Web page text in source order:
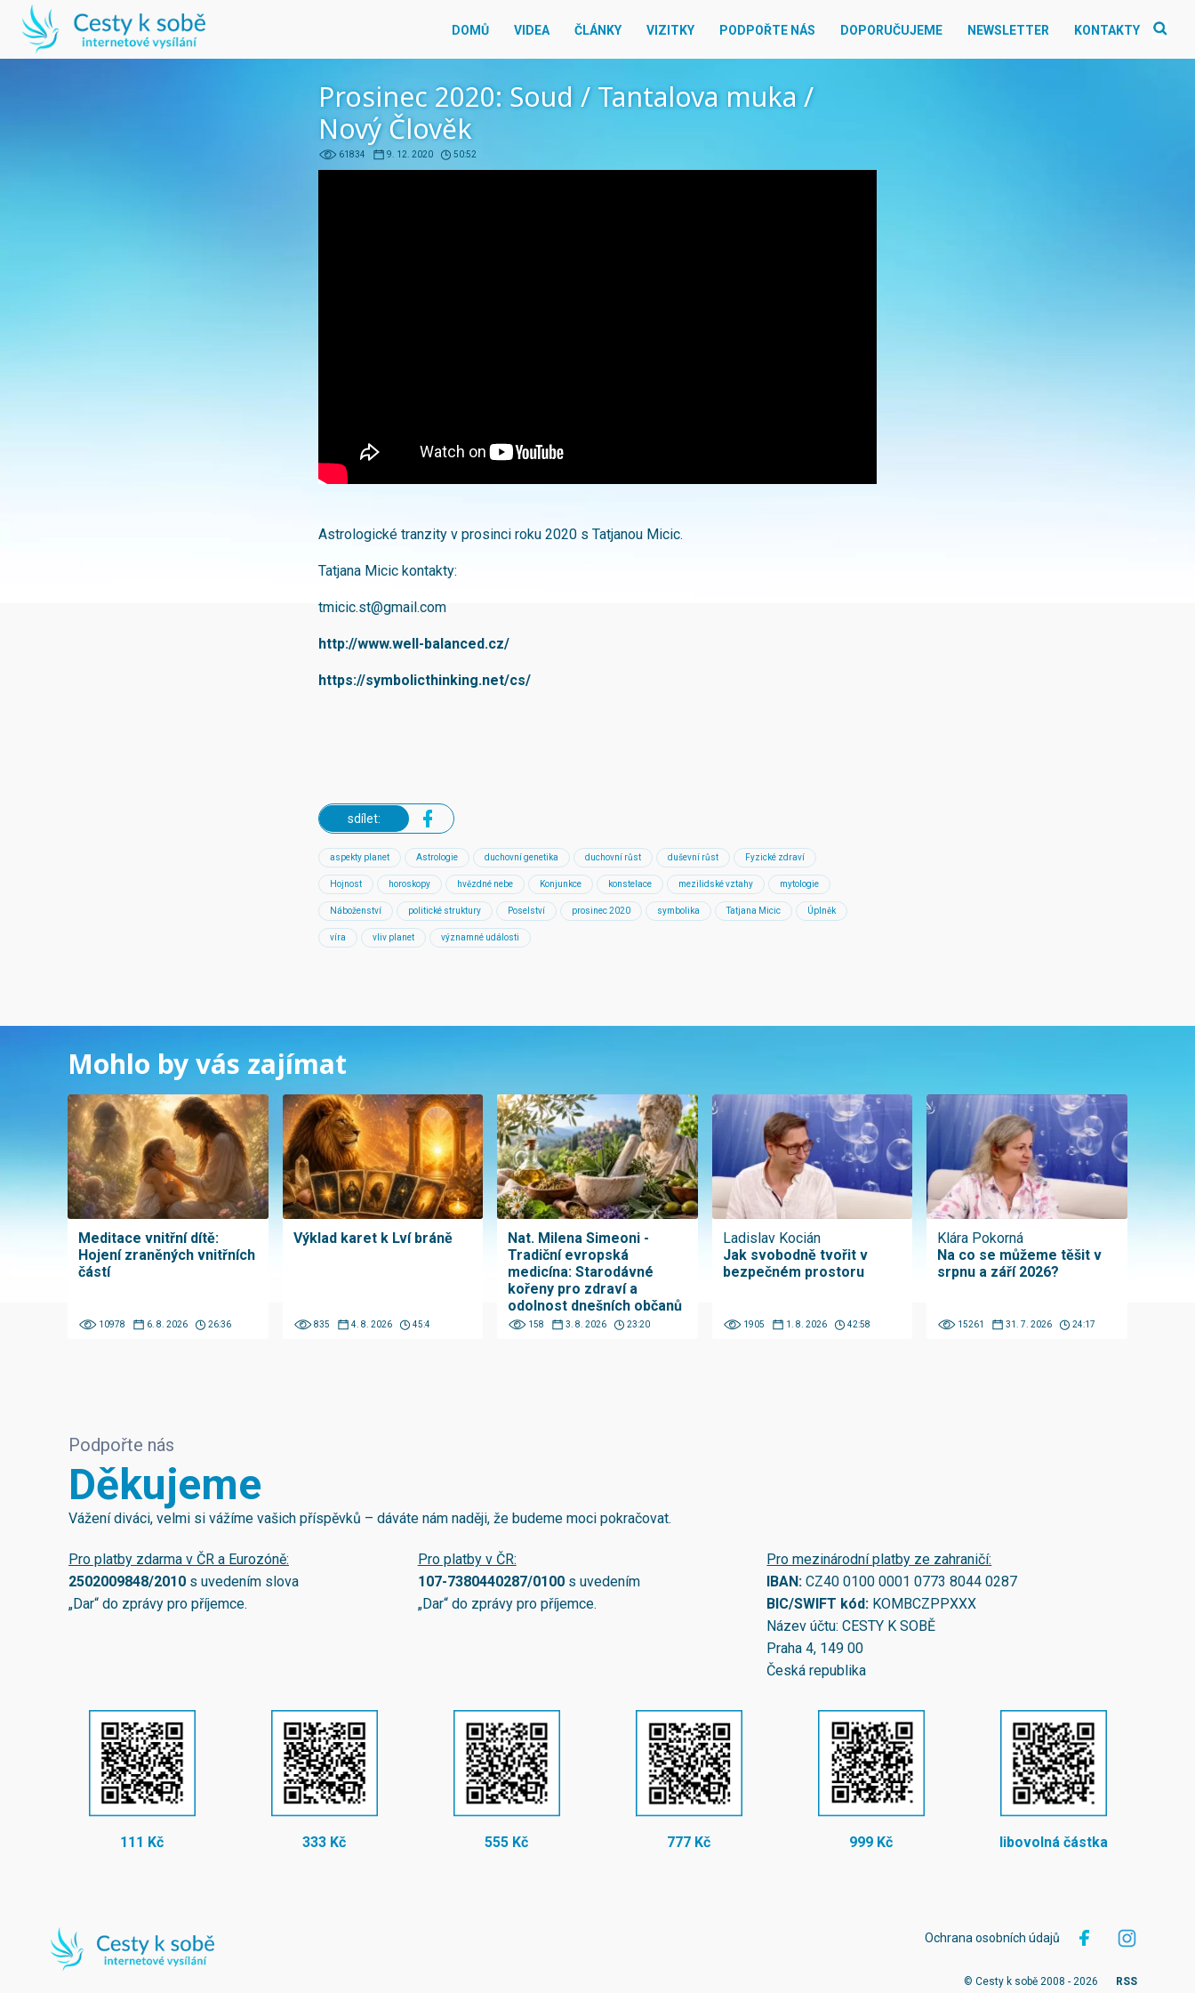
DOMŮ VIDEA ČLÁNKY VIZITKY PODPOŘTE NÁS DOPORUČUJEME NEWSLETTER KONTAKTY
Prosinec 2020: Soud / Tantalova muka /
Nový Člověk
61834 9. 12. 2020 50:52
Astrologické tranzity v prosinci roku 2020 s Tatjanou Micic.
Tatjana Micic kontakty:
tmicic.st@gmail.com
http://www.well-balanced.cz/
https://symbolicthinking.net/cs/
sdílet:
aspekty planet Astrologie duchovní genetika duchovní růst duševní růst Fyzické zdraví
Hojnost horoskopy hvězdné nebe Konjunkce konstelace mezilidské vztahy mytologie
Náboženství politické struktury Poselství prosinec 2020 symbolika Tatjana Micic Úplněk
víra vliv planet významné události
Mohlo by vás zajímat
Meditace vnitřní dítě:
Hojení zraněných vnitřních
částí
10978 6. 8. 2026 26:36
Výklad karet k Lví bráně
835 4. 8. 2026 45:4
Nat. Milena Simeoni -
Tradiční evropská
medicína: Starodávné
kořeny pro zdraví a
odolnost dnešních občanů
158 3. 8. 2026 23:20
Ladislav Kocián
Jak svobodně tvořit v
bezpečném prostoru
1905 1. 8. 2026 42:58
Klára Pokorná
Na co se můžeme těšit v
srpnu a září 2026?
15261 31. 7. 2026 24:17
Podpořte nás
Děkujeme
Vážení diváci, velmi si vážíme vašich příspěvků – dáváte nám naději, že budeme moci pokračovat.
Pro platby zdarma v ČR a Eurozóně:
2502009848/2010 s uvedením slova
„Dar“ do zprávy pro příjemce.
Pro platby v ČR:
107-7380440287/0100s uvedením
„Dar“ do zprávy pro příjemce.
Pro mezinárodní platby ze zahraničí:
IBAN:CZ40 0100 0001 0773 8044 0287
BIC/SWIFT kód: KOMBCZPPXXX
Název účtu: CESTY K SOBĚ
Praha 4, 149 00
Česká republika
111 Kč 333 Kč 555 Kč 777 Kč 999 Kč libovolná částka
Ochrana osobních údajů
© Cesty k sobě 2008 - 2026 RSS